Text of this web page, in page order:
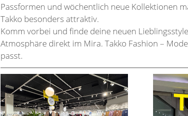
Passformen und wöchentlich neue Kollektionen
Takko besonders attraktiv.
Komm vorbei und finde deine neuen
Atmosphäre direkt im Mira. Takko Fashion –
passt.